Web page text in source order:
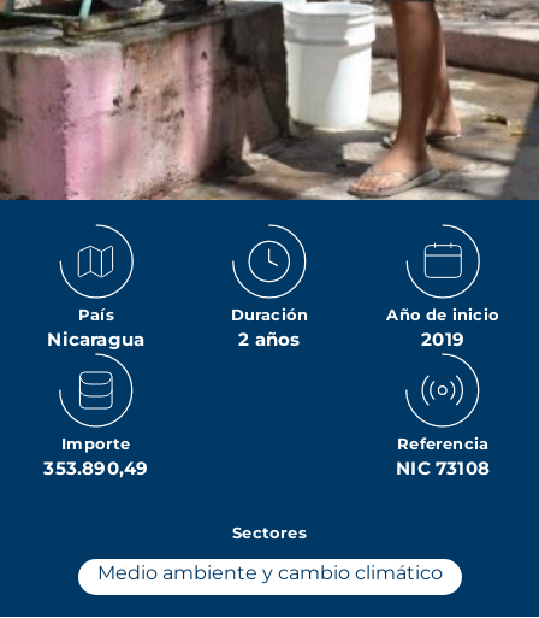
País
Nicaragua
Duración
2 años
Año de inicio
2019
Importe
353.890,49
Referencia
NIC 73108
Sectores
Medio ambiente y cambio climático